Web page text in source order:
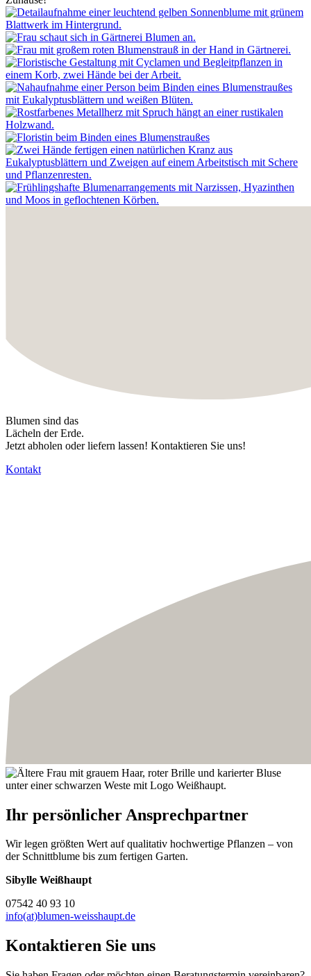
Blumen sind das
Lächeln der Erde.
Jetzt abholen oder liefern lassen! Kontaktieren Sie uns!
Kontakt
Ihr persönlicher Ansprechpartner
Wir legen größten Wert auf qualitativ hochwertige Pflanzen – von
der Schnittblume bis zum fertigen Garten.
Sibylle Weißhaupt
07542 40 93 10
info(at)blumen-weisshaupt.de
Kontaktieren Sie uns